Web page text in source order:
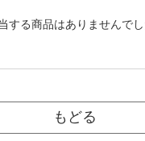
する商品はありませんでし
もどる